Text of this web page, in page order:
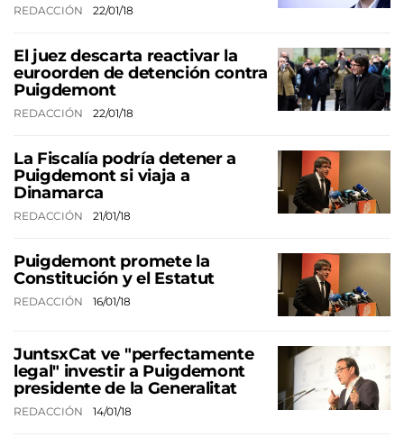
REDACCIÓN 22/01/18
El juez descarta reactivar la
euroorden de detención contra
Puigdemont
REDACCIÓN 22/01/18
La Fiscalía podría detener a
Puigdemont si viaja a
Dinamarca
REDACCIÓN 21/01/18
Puigdemont promete la
Constitución y el Estatut
REDACCIÓN 16/01/18
JuntsxCat ve "perfectamente
legal" investir a Puigdemont
presidente de la Generalitat
REDACCIÓN 14/01/18